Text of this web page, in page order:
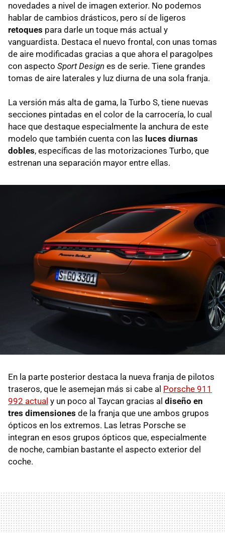
novedades a nivel de imagen exterior. No podemos
hablar de cambios drásticos, pero sí de ligeros
retoques para darle un toque más actual y
vanguardista. Destaca el nuevo frontal, con unas tomas
de aire modificadas gracias a que ahora el paragolpes
con aspecto Sport Design es de serie. Tiene grandes
tomas de aire laterales y luz diurna de una sola franja.
La versión más alta de gama, la Turbo S, tiene nuevas
secciones pintadas en el color de la carrocería, lo cual
hace que destaque especialmente la anchura de este
modelo que también cuenta con las luces diurnas
dobles, específicas de las motorizaciones Turbo, que
estrenan una separación mayor entre ellas.
En la parte posterior destaca la nueva franja de pilotos
traseros, que le asemejan más si cabe al Porsche 911
992 actual y un poco al Taycan gracias al diseño en
tres dimensiones de la franja que une ambos grupos
ópticos en los extremos. Las letras Porsche se
integran en esos grupos ópticos que, especialmente
de noche, cambian bastante el aspecto exterior del
coche.